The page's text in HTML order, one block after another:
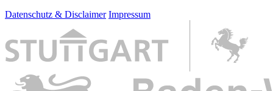
Datenschutz & Disclaimer Impressum